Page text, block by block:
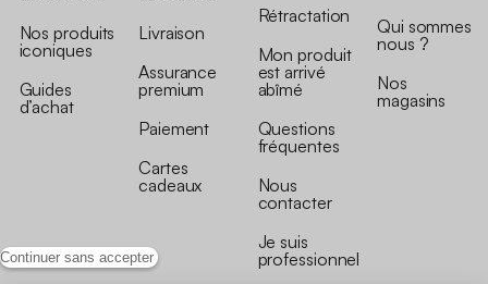
Continuer sans accepter
Nos produits
iconiques
Guides
d’achat
Livraison
Assurance
premium
Paiement
Cartes
cadeaux
Rétractation
Mon produit
est arrivé
abîmé
Questions
fréquentes
Nous
contacter
Je suis
professionnel
Qui sommes
nous ?
Nos
magasins